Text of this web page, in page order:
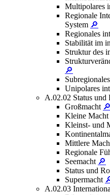
Multipolares
Regionale
System 🔎
Regionales
Stabilität im
Struktur des
🔎
Unipolares
A.02.02 Status und
Großmacht 🔎
Kleine Macht
Kleinst- und
Mittlere
Regionale
Seemacht 🔎
Status und
Supermacht
A.02.03